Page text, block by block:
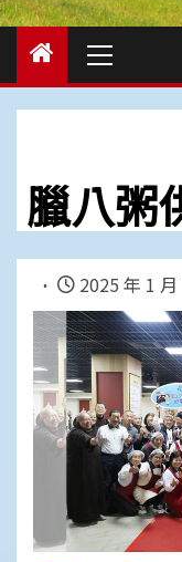
Menu
臘八粥
2025 年 1 月